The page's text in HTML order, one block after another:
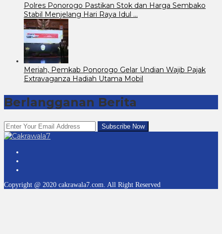
Polres Ponorogo Pastikan Stok dan Harga Sembako
Stabil Menjelang Hari Raya Idul …
Meriah, Pemkab Ponorogo Gelar Undian Wajib Pajak
Extravaganza Hadiah Utama Mobil
Berlangganan Berita
Copyright @ 2020 cakrawala7.com. All Right Reserved